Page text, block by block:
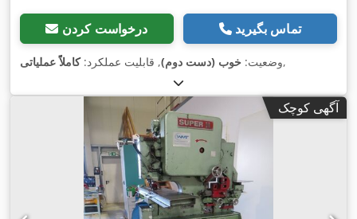
درخواست کردن تماس بگیرید
وضعیت: خوب (دست دوم), قابلیت عملکرد:کاملاً عملیاتی ,
آگهی کوچک